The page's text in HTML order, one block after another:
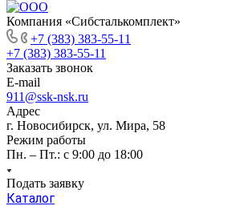
Компания «Сибсталькомплект»
+7 (383) 383-55-11
+7 (383) 383-55-11
Заказать звонок
E-mail
911@ssk-nsk.ru
Адрес
г. Новосибирск, ул. Мира, 58
Режим работы
Пн. – Пт.: с 9:00 до 18:00
Подать заявку
Каталог